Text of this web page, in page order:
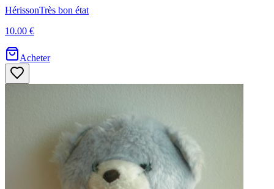
HérissonTrès bon état
10.00 €
Acheter